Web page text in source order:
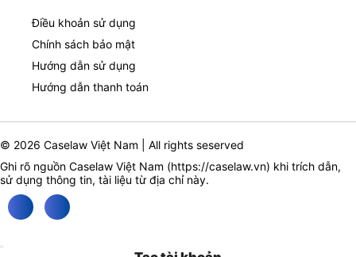
Điều khoản sử dụng
Chính sách bảo mật
Hướng dẫn sử dụng
Hướng dẫn thanh toán
© 2026 Caselaw Việt Nam | All rights seserved
Ghi rõ nguồn Caselaw Việt Nam (https://caselaw.vn) khi trích dẫn,
sử dụng thông tin, tài liệu từ địa chỉ này.